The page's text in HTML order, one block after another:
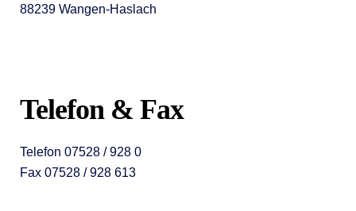
88239 Wangen-Haslach
Telefon & Fax
Telefon 07528 / 928 0
Fax 07528 / 928 613